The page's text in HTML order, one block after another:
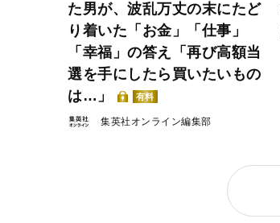
た男が、波乱万丈の末にたど
り着いた「お金」「仕事」
「幸福」の答え「再び高額当
選を手にしたら買いたいもの
は…」
有料
集英社オンライン編集部